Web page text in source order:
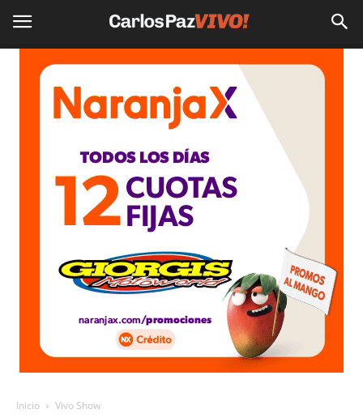
Inicio Vivo Show